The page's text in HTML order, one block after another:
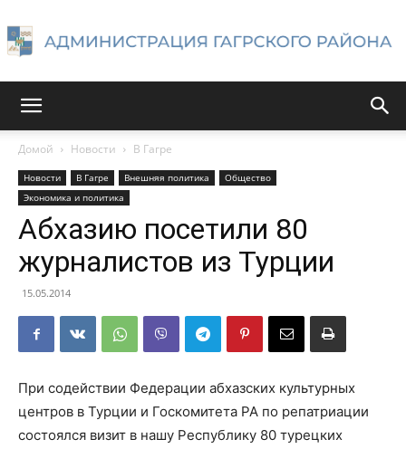
Гагрского
района
Домой Новости В Гагре
Новости В Гагре Внешняя политика
Общество
Экономика и политика
Абхазию посетили 80
журналистов из Турции
15.05.2014
При содействии Федерации абхазских культурных
центров в Турции и Госкомитета РА по репатриации
состоялся визит в нашу Республику 80 турецких